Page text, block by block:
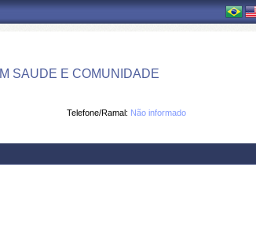
SAUDE E COMUNIDADE
Telefone/Ramal: Não informado